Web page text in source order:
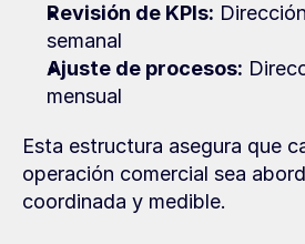
Revisión de KPIs:
semanal
Ajuste de procesos:
mensual
Esta estructura asegura que
operación comercial sea
coordinada y medible.